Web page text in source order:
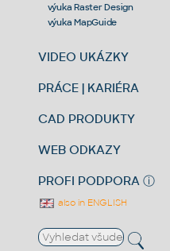
výuka Raster Design
výuka MapGuide
VIDEO UKÁZKY
PRÁCE | KARIÉRA
CAD PRODUKTY
WEB ODKAZY
PROFI PODPORA ⓘ
also in ENGLISH